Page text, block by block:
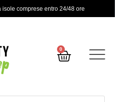
comprese entro 24/48 ore
0